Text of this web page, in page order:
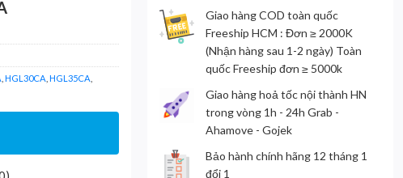
HGL30CA HGL35CA
Giao hàng COD toàn quốc
Freeship HCM : Đơn ≥ 2000K
(Nhận hàng sau 1-2 ngày) Toàn
quốc Freeship đơn ≥ 5000k
Giao hàng hoả tốc nội thành HN
trong vòng 1h - 24h Grab -
Ahamove - Gojek
Bảo hành chính hãng 12 tháng 1
đổi 1